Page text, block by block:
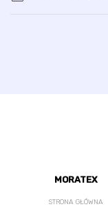
MORATEX
STRONA GŁÓWNA